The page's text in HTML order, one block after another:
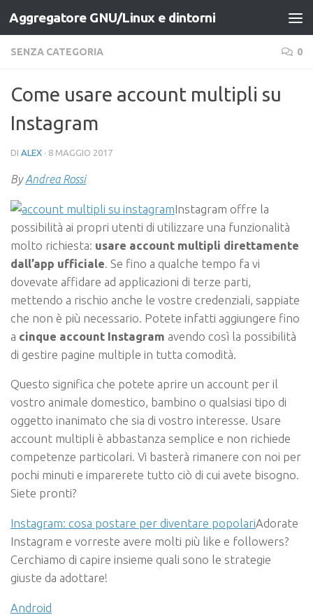
Salta al contenuto
Aggregatore GNU/Linux e dintorni
SENZA CATEGORIA 0
Come usare account multipli su
Instagram
DI ALEX · 8 MAGGIO 2017
ByAndrea Rossi
Instagram offre la
possibilità ai propri utenti di utilizzare una funzionalità
molto richiesta: usare account multipli direttamente
dall’app ufficiale . Se fino a qualche tempo fa vi
dovevate affidare ad applicazioni di terze parti,
mettendo a rischio anche le vostre credenziali, sappiate
che non è più necessario. Potete infatti aggiungere fino
a cinque account Instagram avendo così la possibilità
di gestire pagine multiple in tutta comodità.
Questo significa che potete aprire un account per il
vostro animale domestico, bambino o qualsiasi tipo di
oggetto inanimato che sia di vostro interesse. Usare
account multipli è abbastanza semplice e non richiede
competenze particolari. Vi basterà rimanere con noi per
pochi minuti e imparerete tutto ciò di cui avete bisogno.
Siete pronti?
Instagram: cosa postare per diventare popolariAdorate
Instagram e vorreste avere molti più like e followers?
Cerchiamo di capire insieme quali sono le strategie
giuste da adottare!
Android